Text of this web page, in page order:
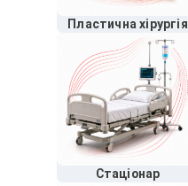
Пластична хірургія
Стаціонар